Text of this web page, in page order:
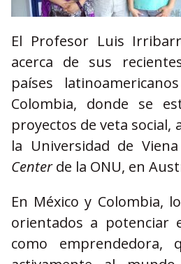
El Profesor Luis
acerca de sus
países
Colombia, donde se
proyectos de veta social,
la Universidad de
Centerde la ONU, en
En México y Colombia,
orientados a
como emprendedora,